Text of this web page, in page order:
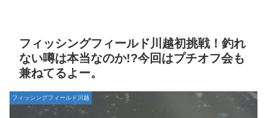
フィッシングフィールド川越初挑戦！釣れ
ない噂は本当なのか!?今回はプチオフ会も
兼ねてるよー。
フィッシングフィールド川越